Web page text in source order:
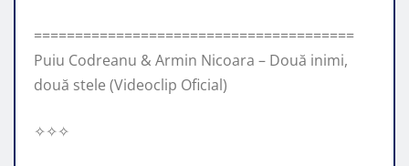
=======================================
Puiu Codreanu & Armin Nicoara – Două inimi,
două stele (Videoclip Oficial)
✧✧✧